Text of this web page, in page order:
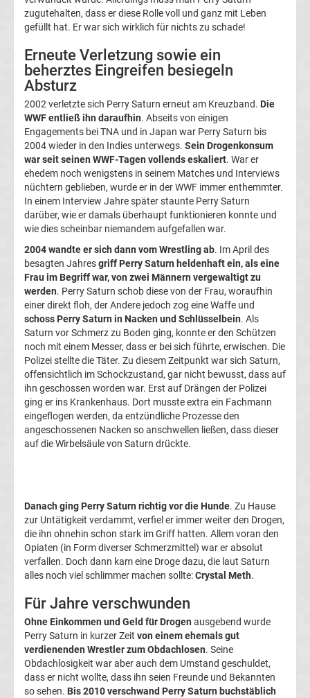
A
Tabelle
Fußball
Bundesliga
2.
Liga
3.
Liga
DFB-
Pokal
Champions
League
Europa
Europa
Conference
League
League
La
zugutehalten, dass er diese Rolle voll und ganz mit Leben
gefüllt hat. Er war sich wirklich für nichts zu schade!
Erneute Verletzung sowie ein
beherztes Eingreifen besiegeln
Absturz
2002 verletzte sich Perry Saturn erneut am Kreuzband. Die
WWF entließ ihn daraufhin. Abseits von einigen
Engagements bei TNA und in Japan war Perry Saturn bis
2004 wieder in den Indies unterwegs. Sein Drogenkonsum
war seit seinen WWF-Tagen vollends eskaliert. War er
ehedem noch wenigstens in seinem Matches und Interviews
nüchtern geblieben, wurde er in der WWF immer enthemmter.
In einem Interview Jahre später staunte Perry Saturn
darüber, wie er damals überhaupt funktionieren konnte und
wie dies scheinbar niemandem aufgefallen war.
2004 wandte er sich dann vom Wrestling ab. Im April des
besagten Jahresgriff Perry Saturn heldenhaft ein, als eine
Frau im Begriff war, von zwei Männern vergewaltigt zu
werden. Perry Saturn schob diese von der Frau, woraufhin
einer direkt floh, der Andere jedoch zog eine Waffe und
schoss Perry Saturn in Nacken und Schlüsselbein. Als
Saturn vor Schmerz zu Boden ging, konnte er den Schützen
noch mit einem Messer, dass er bei sich führte, erwischen. Die
Polizei stellte die Täter. Zu diesem Zeitpunkt war sich Saturn,
offensichtlich im Schockzustand, gar nicht bewusst, dass auf
ihn geschossen worden war. Erst auf Drängen der Polizei
ging er ins Krankenhaus. Dort musste extra ein Fachmann
eingeflogen werden, da entzündliche Prozesse den
angeschossenen Nacken so anschwellen ließen, dass dieser
auf die Wirbelsäule von Saturn drückte.
Danach ging Perry Saturn richtig vor die Hunde. Zu Hause
zur Untätigkeit verdammt, verfiel er immer weiter den Drogen,
die ihn ohnehin schon stark im Griff hatten. Allem voran den
Opiaten (in Form diverser Schmerzmittel) war er absolut
verfallen. Doch dann kam eine Droge dazu, die laut Saturn
alles noch viel schlimmer machen sollte:Crystal Meth.
Für Jahre verschwunden
Ohne Einkommen und Geld für Drogen ausgebend wurde
Perry Saturn in kurzer Zeit von einem ehemals gut
verdienenden Wrestler zum Obdachlosen. Seine
Obdachlosigkeit war aber auch dem Umstand geschuldet,
dass er nicht wollte, dass ihn seien Freunde und Bekannten
so sehen. Bis 2010 verschwand Perry Saturn buchstäblich